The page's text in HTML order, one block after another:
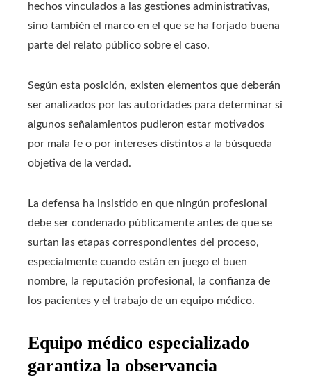
hechos vinculados a las gestiones administrativas,
sino también el marco en el que se ha forjado buena
parte del relato público sobre el caso.
Según esta posición, existen elementos que deberán
ser analizados por las autoridades para determinar si
algunos señalamientos pudieron estar motivados
por mala fe o por intereses distintos a la búsqueda
objetiva de la verdad.
La defensa ha insistido en que ningún profesional
debe ser condenado públicamente antes de que se
surtan las etapas correspondientes del proceso,
especialmente cuando están en juego el buen
nombre, la reputación profesional, la confianza de
los pacientes y el trabajo de un equipo médico.
Equipo médico especializado
garantiza la observancia